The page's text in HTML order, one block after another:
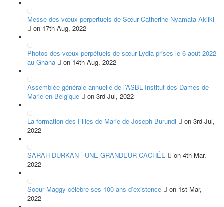
Messe des vœux perpertuels de Sœur Catherine Nyamata Akiiki
on 17th Aug, 2022
Photos des vœux perpétuels de sœur Lydia prises le 6 août 2022
au Ghana
on 14th Aug, 2022
Assemblée générale annuelle de l’ASBL Institut des Dames de
Marie en Belgique
on 3rd Jul, 2022
La formation des Filles de Marie de Joseph Burundi
on 3rd Jul,
2022
SARAH DURKAN - UNE GRANDEUR CACHÉE
on 4th Mar,
2022
Soeur Maggy célèbre ses 100 ans d’existence
on 1st Mar,
2022